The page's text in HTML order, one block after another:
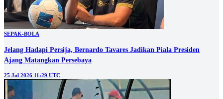
SEPAK-BOLA
Jelang Hadapi Persija, Bernardo Tavares Jadikan Piala Presiden
Ajang Matangkan Persebaya
25 Jul 2026 11:29 UTC